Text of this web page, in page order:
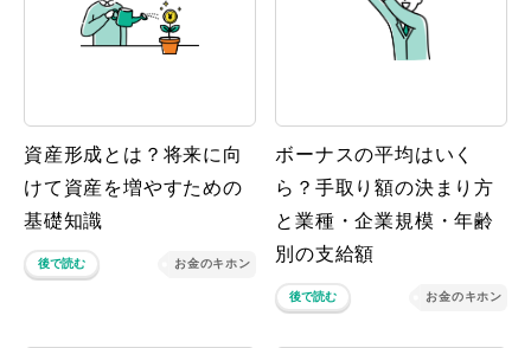
資産形成とは？将来に向
けて資産を増やすための
基礎知識
後で読む お金のキホン
ボーナスの平均はいく
ら？手取り額の決まり方
と業種・企業規模・年齢
別の支給額
後で読む お金のキホン